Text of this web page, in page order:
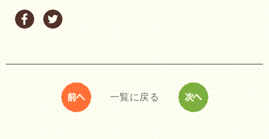
一覧に戻る